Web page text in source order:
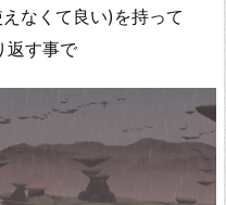
なくて良い)を持って
返す事で